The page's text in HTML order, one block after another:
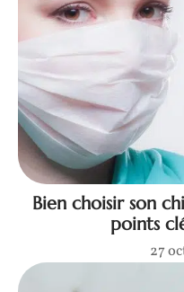
Bien choisir son
points
27